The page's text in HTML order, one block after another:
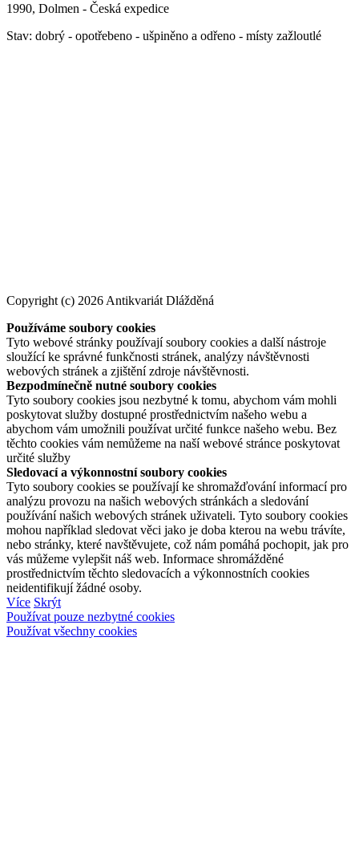
1990, Dolmen - Česká expedice
Stav: dobrý - opotřebeno - ušpiněno a odřeno - místy zažloutlé
Copyright (c) 2026 Antikvariát Dlážděná
Používáme soubory cookies
Tyto webové stránky používají soubory cookies a další nástroje
sloužící ke správné funkčnosti stránek, analýzy návštěvnosti
webových stránek a zjištění zdroje návštěvnosti.
Bezpodmínečně nutné soubory cookies
Tyto soubory cookies jsou nezbytné k tomu, abychom vám mohli
poskytovat služby dostupné prostřednictvím našeho webu a
abychom vám umožnili používat určité funkce našeho webu. Bez
těchto cookies vám nemůžeme na naší webové stránce poskytovat
určité služby
Sledovací a výkonnostní soubory cookies
Tyto soubory cookies se používají ke shromažďování informací pro
analýzu provozu na našich webových stránkách a sledování
používání našich webových stránek uživateli. Tyto soubory cookies
mohou například sledovat věci jako je doba kterou na webu trávíte,
nebo stránky, které navštěvujete, což nám pomáhá pochopit, jak pro
vás můžeme vylepšit náš web. Informace shromážděné
prostřednictvím těchto sledovacích a výkonnostních cookies
neidentifikují žádné osoby.
Více Skrýt
Používat pouze nezbytné cookies
Používat všechny cookies